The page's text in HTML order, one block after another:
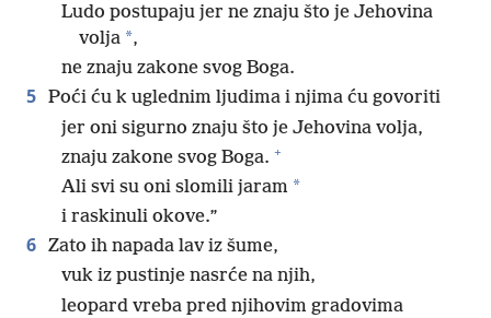
Ludo postupaju jer ne znaju što je Jehovina
volja *,
ne znaju zakone svog Boga.
5 Poći ću k uglednim ljudima i njima ću govoriti
jer oni sigurno znaju što je Jehovina volja,
znaju zakone svog Boga. +
Ali svi su oni slomili jaram *
i raskinuli okove.”
6 Zato ih napada lav iz šume,
vuk iz pustinje nasrće na njih,
leopard vreba pred njihovim gradovima